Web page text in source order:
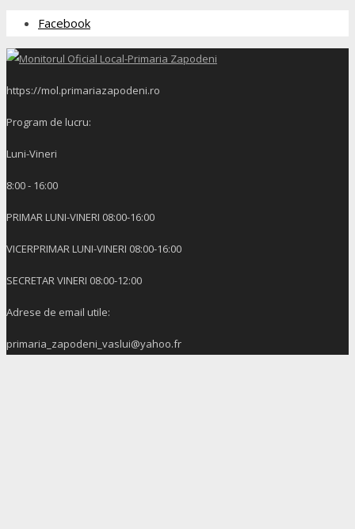
Facebook
https://mol.primariazapodeni.ro
Program de lucru:
Luni-Vineri
8:00 - 16:00
PRIMAR LUNI-VINERI 08:00-16:00
VICERPRIMAR LUNI-VINERI 08:00-16:00
SECRETAR VINERI 08:00-12:00
Adrese de email utile:
primaria_zapodeni_vaslui@yahoo.fr